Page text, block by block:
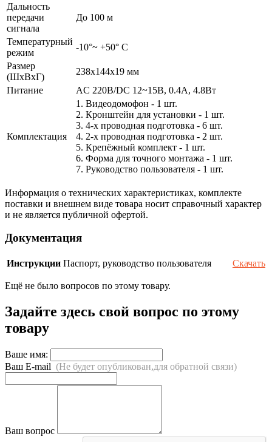
Дальность
передачи
сигнала
До 100 м
Температурный
режим
-10°~ +50° С
Размер
(ШxВxГ)
238х144х19 мм
Питание
AC 220В/DC 12~15В, 0.4А, 4.8Вт
Комплектация
1. Видеодомофон - 1 шт.
2. Кронштейн для установки - 1 шт.
3. 4-х проводная подготовка - 6 шт.
4. 2-х проводная подготовка - 2 шт.
5. Крепёжный комплект - 1 шт.
6. Форма для точного монтажа - 1 шт.
7. Руководство пользователя - 1 шт.
Информация о технических характеристиках, комплекте
поставки и внешнем виде товара носит справочный характер
и не является публичной офертой.
Документация
Инструкции Паспорт, руководство пользователя Скачать
Ещё не было вопросов по этому товару.
Задайте здесь свой вопрос по этому
товару
Ваше имя:
Ваш E-mail (Не будет опубликован,для обратной связи)
Ваш вопрос